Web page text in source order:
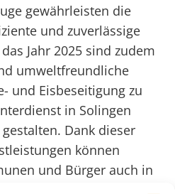
gewährleisten die
und zuverlässige
Jahr 2025 sind zudem
umweltfreundliche
und Eisbeseitigung zu
in Solingen
Dank dieser
können
und Bürger auch in